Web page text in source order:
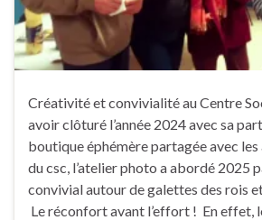
Créativité et convivialité au Centre
avoir clôturé l’année 2024 avec sa
boutique éphémère partagée avec
du csc, l’atelier photo a abordé 2025
convivial autour de galettes des rois
Le réconfort avant l’effort ! En effet,